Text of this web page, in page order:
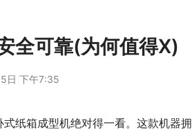
全可靠(为何值得X)
日 下午7:35
纸箱成型机绝对得一看。这款机器